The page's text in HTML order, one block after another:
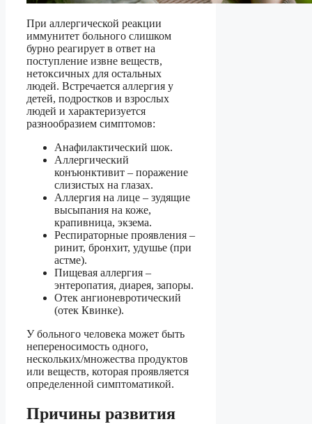
При аллергической реакции
иммунитет больного слишком
бурно реагирует в ответ на
поступление извне веществ,
нетоксичных для остальных
людей. Встречается аллергия у
детей, подростков и взрослых
людей и характеризуется
разнообразием симптомов:
Анафилактический шок.
Аллергический
конъюнктивит – поражение
слизистых на глазах.
Аллергия на лице – зудящие
высыпания на коже,
крапивница, экзема.
Респираторные проявления –
ринит, бронхит, удушье (при
астме).
Пищевая аллергия –
энтеропатия, диарея, запоры.
Отек ангионевротический
(отек Квинке).
У больного человека может быть
непереносимость одного,
нескольких/множества продуктов
или веществ, которая проявляется
определенной симптоматикой.
Причины развития